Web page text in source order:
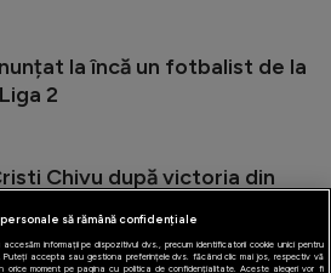
la încă un fotbalist de la
2
Chivu după victoria din
să rămână confidențiale
informații pe dispozitivul dvs., precum identificatorii cookie unici pentru
Puteți accepta sau gestiona preferințele dvs. făcând clic mai jos, respectiv vă
orice moment pe pagina cu politica de confidențialitate. Aceste alegeri vor fi